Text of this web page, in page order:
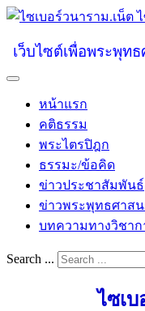
เว็บไซต์เพื่อพระพุท
หน้าแรก
คติธรรม
พระไตรปิฎก
ธรรมะ/ข้อคิด
ข่าวประชาสัมพันธ์
ข่าวพระพุทธศาสน
บทความทางวิชาก
Search ...
ไซเ